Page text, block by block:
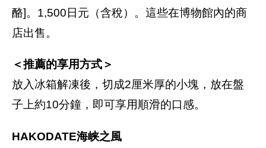
酪]。1,500日元（含稅）。這些在博物館內的商
店出售。
＜推薦的享用方式＞
放入冰箱解凍後，切成2厘米厚的小塊，放在盤
子上約10分鐘，即可享用順滑的口感。
HAKODATE海峡之風